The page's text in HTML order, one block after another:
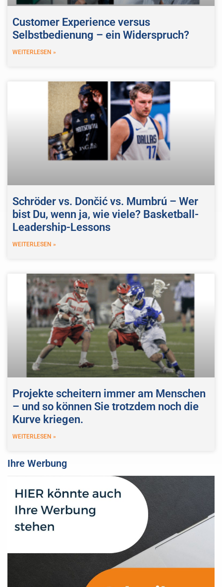
Customer Experience versus
Selbstbedienung – ein Widerspruch?
WEITERLESEN »
Schröder vs. Dončić vs. Mumbrú – Wer
bist Du, wenn ja, wie viele? Basketball-
Leadership-Lessons
WEITERLESEN »
Projekte scheitern immer am Menschen
– und so können Sie trotzdem noch die
Kurve kriegen.
WEITERLESEN »
Ihre Werbung